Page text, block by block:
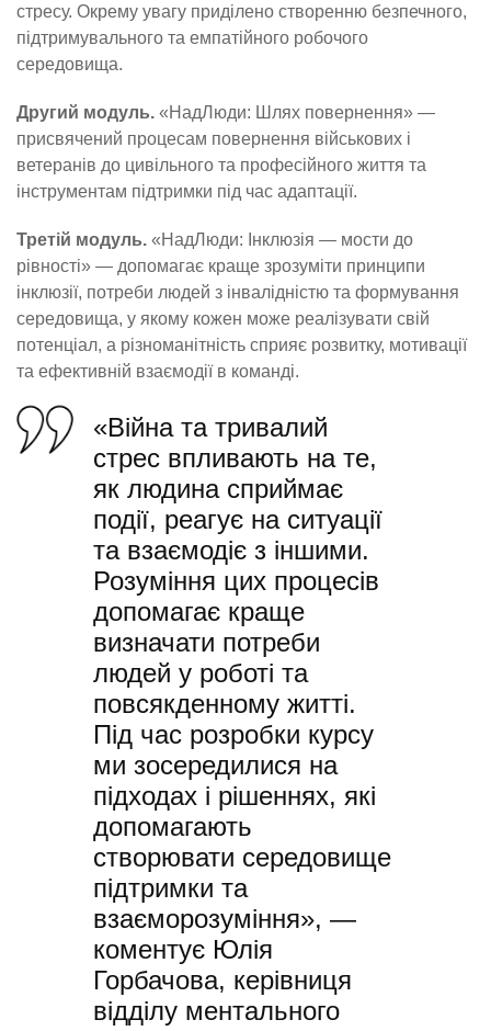
стресу. Окрему увагу приділено створенню безпечного,
підтримувального та емпатійного робочого
середовища.
Другий модуль. «НадЛюди: Шлях повернення» —
присвячений процесам повернення військових і
ветеранів до цивільного та професійного життя та
інструментам підтримки під час адаптації.
Третій модуль. «НадЛюди: Інклюзія — мости до
рівності» — допомагає краще зрозуміти принципи
інклюзії, потреби людей з інвалідністю та формування
середовища, у якому кожен може реалізувати свій
потенціал, а різноманітність сприяє розвитку, мотивації
та ефективній взаємодії в команді.
«Війна та тривалий
стрес впливають на те,
як людина сприймає
події, реагує на ситуації
та взаємодіє з іншими.
Розуміння цих процесів
допомагає краще
визначати потреби
людей у роботі та
повсякденному житті.
Під час розробки курсу
ми зосередилися на
підходах і рішеннях, які
допомагають
створювати середовище
підтримки та
взаєморозуміння», —
коментує Юлія
Горбачова, керівниця
відділу ментального